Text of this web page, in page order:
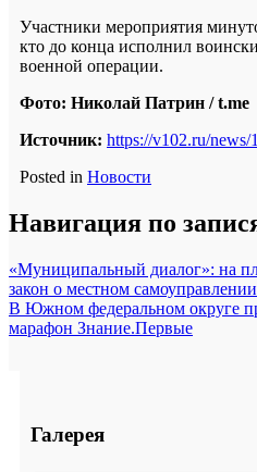
Участники мероприятия
кто до конца исполнил
военной операции.
Фото: Николай Патрин / t.me
Источник: https://v102.ru/news/
Posted in Новости
Навигация по
«Муниципальный диалог»: на
закон о местном самоуправлении
В Южном федеральном округе
марафон Знание.Первые
Галерея